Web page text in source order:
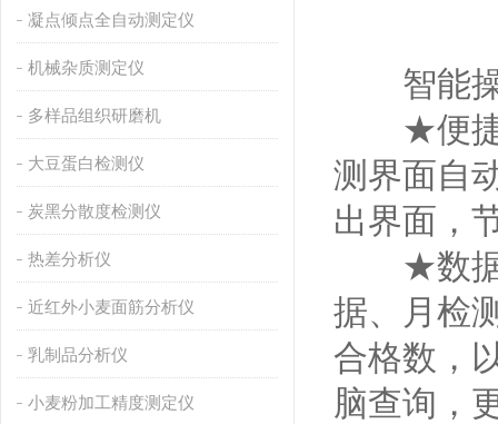
凝点倾点全自动测定仪
机械杂质测定仪
多样品组织研磨机
大豆蛋白检测仪
炭黑分散度检测仪
热差分析仪
近红外小麦面筋分析仪
乳制品分析仪
小麦粉加工精度测定仪
智能操
★便捷
测界面自
出界面，
★数据集
据、月检
合格数，
脑查询，